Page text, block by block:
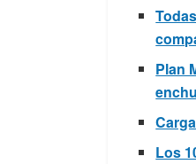
Plan
Los